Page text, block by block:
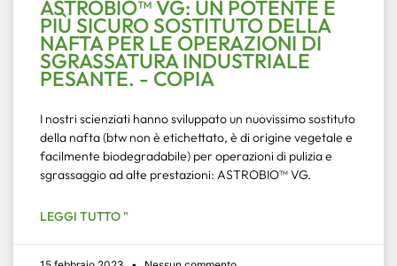
ASTROBIO™ VG: UN POTENTE E
PIÙ SICURO SOSTITUTO DELLA
NAFTA PER LE OPERAZIONI DI
SGRASSATURA INDUSTRIALE
PESANTE. - COPIA
I nostri scienziati hanno sviluppato un nuovissimo sostituto
della nafta (btw non è etichettato, è di origine vegetale e
facilmente biodegradabile) per operazioni di pulizia e
sgrassaggio ad alte prestazioni: ASTROBIO™ VG.
LEGGI TUTTO "